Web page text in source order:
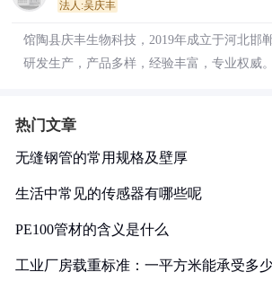
法人:吴庆丰
馆陶县庆丰生物科技，2019年成立于河北邯
研发生产，产品多样，经验丰富，专业权威。
热门文章
无缝钢管的常用规格及壁厚
生活中常见的传感器有哪些呢
PE100管材的含义是什么
工业厂房载重标准：一平方米能承受多